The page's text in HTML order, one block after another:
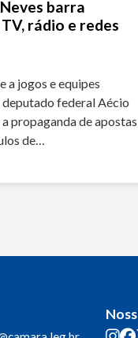
barra
rádio e redes
a jogos e equipes
federal Aécio
propaganda de apostas
de…